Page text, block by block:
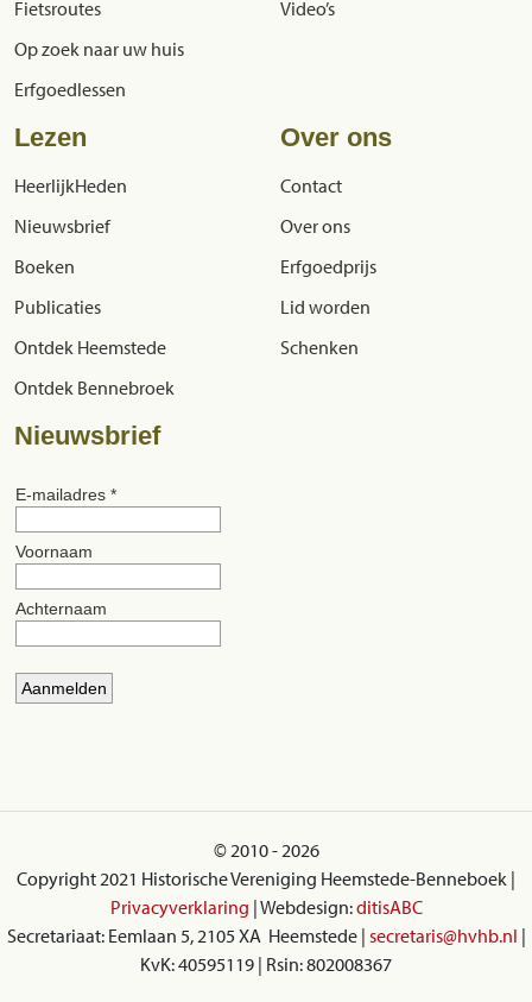
Fietsroutes
Op zoek naar uw huis
Erfgoedlessen
Video’s
Lezen
HeerlijkHeden
Nieuwsbrief
Boeken
Publicaties
Ontdek Heemstede
Ontdek Bennebroek
Over ons
Contact
Over ons
Erfgoedprijs
Lid worden
Schenken
Nieuwsbrief
© 2010 - 2026
Copyright 2021 Historische Vereniging Heemstede-Benneboek |
Privacyverklaring | Webdesign:ditisABC
Secretariaat: Eemlaan 5, 2105 XA Heemstede | secretaris@hvhb.nl |
KvK: 40595119 | Rsin: 802008367